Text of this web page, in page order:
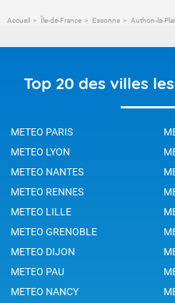
Accueil Île-de-France Essonne Authon-la-
Top 20 des villes
METEO PARIS
METEO LYON
METEO NANTES
METEO RENNES
METEO LILLE
METEO GRENOBLE
METEO DIJON
METEO PAU
METEO NANCY